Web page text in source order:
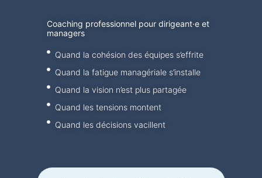
Coaching professionnel pour dirigeant·e et
managers
Quand la cohésion des équipes s’effrite
Quand la fatigue managériale s’installe
Quand la vision n’est plus partagée
Quand les tensions montent
Quand les décisions vacillent